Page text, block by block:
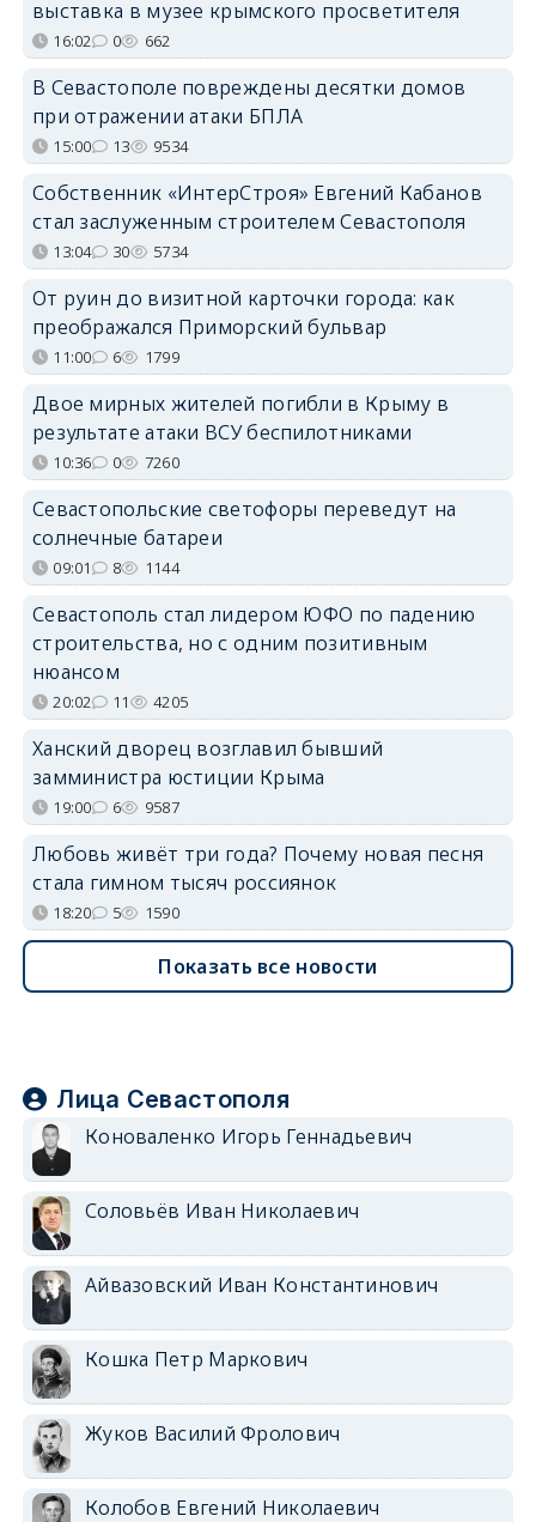
выставка в музее крымского просветителя
16:02 0 662
В Севастополе повреждены десятки домов
при отражении атаки БПЛА
15:00 13 9534
Собственник «ИнтерСтроя» Евгений Кабанов
стал заслуженным строителем Севастополя
13:04 30 5734
От руин до визитной карточки города: как
преображался Приморский бульвар
11:00 6 1799
Двое мирных жителей погибли в Крыму в
результате атаки ВСУ беспилотниками
10:36 0 7260
Севастопольские светофоры переведут на
солнечные батареи
09:01 8 1144
Севастополь стал лидером ЮФО по падению
строительства, но с одним позитивным
нюансом
20:02 11 4205
Ханский дворец возглавил бывший
замминистра юстиции Крыма
19:00 6 9587
Любовь живёт три года? Почему новая песня
стала гимном тысяч россиянок
18:20 5 1590
Показать все новости
Лица Севастополя
Коноваленко Игорь Геннадьевич
Соловьёв Иван Николаевич
Айвазовский Иван Константинович
Кошка Петр Маркович
Жуков Василий Фролович
Колобов Евгений Николаевич